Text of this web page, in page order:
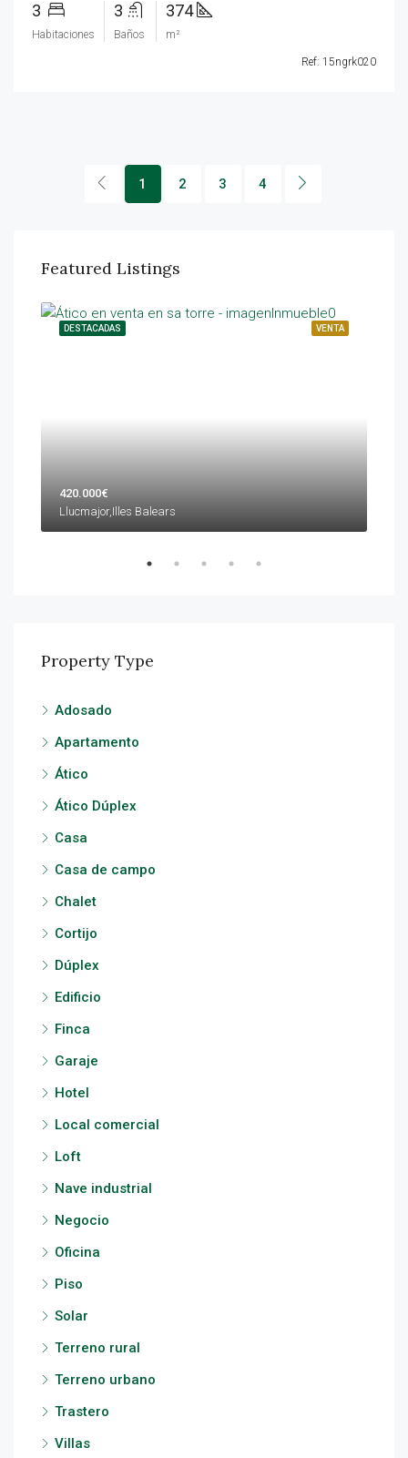
3
Habitaciones
3
Baños
374
m²
Ref: 15ngrk020
1 2 3 4
Featured Listings
VENTA
DESTACADAS
420.000€
Llucmajor,Illes Balears
Property Type
Adosado
Apartamento
Ático
Ático Dúplex
Casa
Casa de campo
Chalet
Cortijo
Dúplex
Edificio
Finca
Garaje
Hotel
Local comercial
Loft
Nave industrial
Negocio
Oficina
Piso
Solar
Terreno rural
Terreno urbano
Trastero
Villas